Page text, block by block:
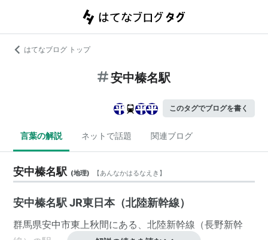
はてなブログ トップ
安中榛名駅
このタグでブログを書く
言葉の解説 ネットで話題 関連ブログ
安中榛名駅 (地理) 【あんなかはるなえき 】
安中榛名駅 JR東日本（北陸新幹線）
群馬県安中市東上秋間にある、北陸新幹線 （長野新幹